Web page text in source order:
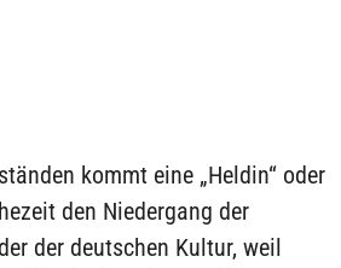
kommt eine „Heldin“ oder
den Niedergang der
der deutschen Kultur, weil